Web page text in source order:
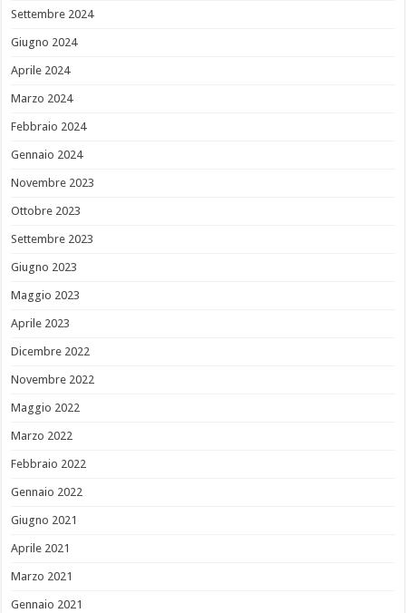
Settembre 2024
Giugno 2024
Aprile 2024
Marzo 2024
Febbraio 2024
Gennaio 2024
Novembre 2023
Ottobre 2023
Settembre 2023
Giugno 2023
Maggio 2023
Aprile 2023
Dicembre 2022
Novembre 2022
Maggio 2022
Marzo 2022
Febbraio 2022
Gennaio 2022
Giugno 2021
Aprile 2021
Marzo 2021
Gennaio 2021